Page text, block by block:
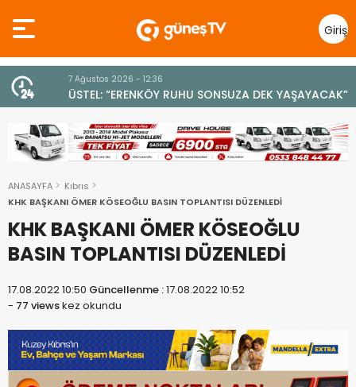
Giriş
Yap
7 Ağustos 2026 - 12:36
ÜSTEL: “ERENKÖY RUHU SONSUZA DEK YAŞAYACAK”
ANASAYFA
Kıbrıs
KHK BAŞKANI ÖMER KÖSEOĞLU BASIN TOPLANTISI DÜZENLEDİ
KHK BAŞKANI ÖMER KÖSEOĞLU
BASIN TOPLANTISI DÜZENLEDİ
17.08.2022 10:50 Güncellenme :17.08.2022 10:52
- 77 viewskez okundu